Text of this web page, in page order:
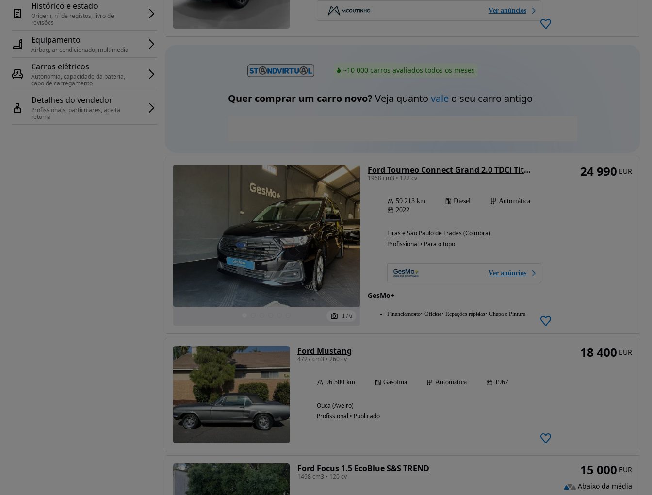
Histórico e estado
Origem, n˚ de registos, livro de
revisões
Equipamento
Airbag, ar condicionado, multimedia
Carros elétricos
Autonomia, capacidade da bateria,
cabo de carregamento
Detalhes do vendedor
Profissionais, particulares, aceita
retoma
Ver anúncios
~10 000 carros avaliados todos os meses
Quer comprar um carro novo? Veja quanto valeo seu carro antigo
1 / 6
Ford Tourneo Connect Grand 2.0 TDCi Titanium Aut.
1968 cm3 • 122 cv
59 213 km Diesel
Automática
2022
Eiras e São Paulo de Frades (Coimbra)
Profissional • Para o topo
Ver anúncios
GesMo+
Financiamento Oficina Repações rápidas Chapa e Pintura
24 990 EUR
Ford Mustang
4727 cm3 • 260 cv
96 500 km Gasolina Automática 1967
Ouca (Aveiro)
Profissional • Publicado
18 400 EUR
Ford Focus 1.5 EcoBlue S&S TREND
1498 cm3 • 120 cv 15 000 EUR
Abaixo da média